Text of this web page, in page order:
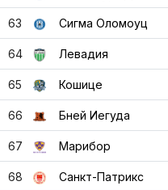
63 Сигма Оломоуц
64 Левадия
65 Кошице
66 Бней Иегуда
67 Марибор
68 Санкт-Патрикс